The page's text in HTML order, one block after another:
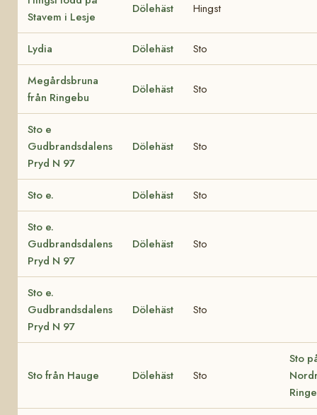
Stavem i Lesje
Dölehäst Hingst
Lydia Dölehäst Sto
Megårdsbruna
från Ringebu
Dölehäst Sto
Sto e
Gudbrandsdalens
Pryd N 97
Dölehäst Sto
Sto e. Dölehäst Sto
Sto e.
Gudbrandsdalens
Pryd N 97
Dölehäst Sto
Sto e.
Gudbrandsdalens
Pryd N 97
Dölehäst Sto
Sto från Hauge Dölehäst Sto
Sto